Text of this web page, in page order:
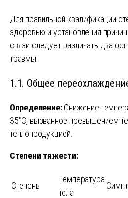
Для правильной квалификации
здоровью и установления
связи следует различать два
травмы.
1.1. Общее
Определение: Снижение
35°C, вызванное превышением
теплопродукцией.
Степени тяжести:
Степень
Температура
тела